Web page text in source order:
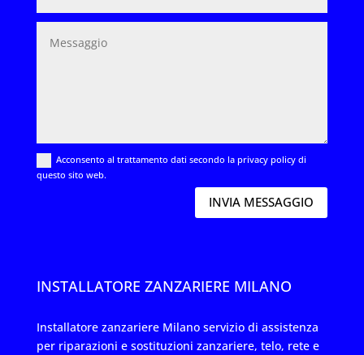
Acconsento al trattamento dati secondo la privacy policy di
questo sito web.
INVIA MESSAGGIO
INSTALLATORE ZANZARIERE MILANO
Installatore zanzariere Milano servizio di assistenza
per riparazioni e sostituzioni zanzariere, telo, rete e